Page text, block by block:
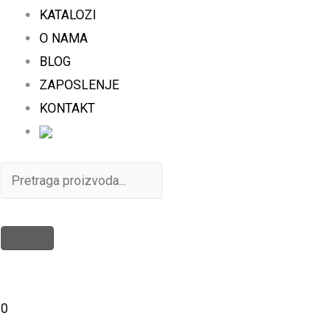
KATALOZI
O NAMA
BLOG
ZAPOSLENJE
KONTAKT
Search
0